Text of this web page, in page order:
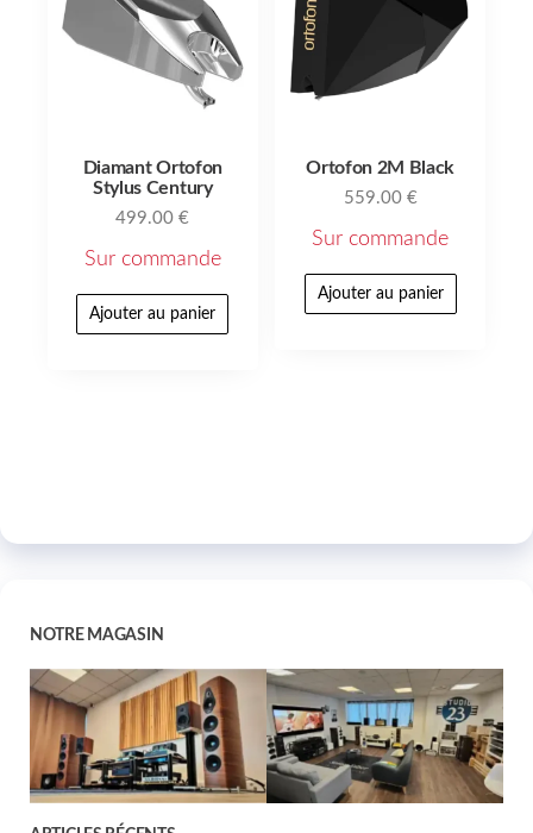
Diamant Ortofon
Stylus Century
499.00€
Sur commande
Ajouter au panier
Ortofon 2M Black
559.00 €
Sur commande
Ajouter au panier
NOTRE MAGASIN